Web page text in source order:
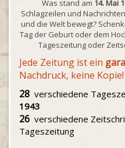
Was stand am 14. Mai
Schlagzeilen und
und die Welt bewegt?
Tag der Geburt oder dem
Tageszeitung oder
Jede Zeitung ist ein
Nachdruck, keine Kopie!
28 verschiedene
1943
26 verschiedene
Tageszeitung